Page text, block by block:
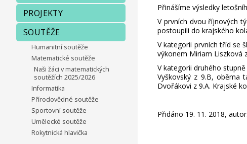
Přinášíme výsledky
V prvních dvou říjnových
postoupili do krajského
V kategorii prvních tříd se
výkonem Miriam Liszková
V kategorii druhého
Vyškovský z 9.B, oběma
Dvořákovi z 9.A. Krajské
Přidáno 19. 11. 2018,
PROJEKTY
SOUTĚŽE
Humanitní soutěže
Matematické soutěže
Naši žáci v matematických
soutěžích 2025/2026
Informatika
Přírodovědné soutěže
Sportovní soutěže
Umělecké soutěže
Rokytnická hlavička